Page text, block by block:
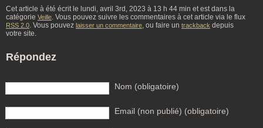
Cet article à été écrit le lundi, avril 3rd, 2023 à 13 h 44 min et est dans la
catégorie Veille. Vous pouvez suivre les commentaires à cet article via le flux
RSS 2.0. Vous pouvez laisser un commentaire, ou faire un trackback depuis
votre site.
Répondez
Nom (obligatoire)
Email (non publié) (obligatoire)